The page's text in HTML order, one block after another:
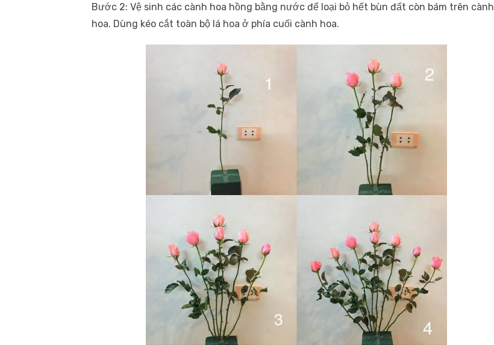
Bước 2: Vệ sinh các cành hoa hồng bằng nước để loại bỏ hết bùn đất còn bám trên cành
hoa. Dùng kéo cắt toàn bộ lá hoa ở phía cuối cành hoa.